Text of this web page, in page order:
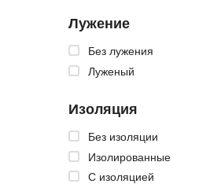
Лужение
Без лужения
Луженый
Изоляция
Без изоляции
Изолированные
С изоляцией